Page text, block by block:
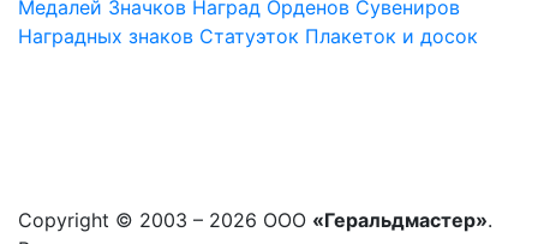
Медалей Значков Наград Орденов Сувениров
Наградныx знаков Статуэток Плакеток и досок
Copyright © 2003 – 2026 ООО «Геральдмастер».